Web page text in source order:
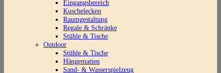
Eingangsbereich
Kuschelecken
Raumgestaltung
Regale & Schränke
Stühle & Tische
Outdoor
Stühle & Tische
Hängematten
Sand- & Wasserspielzeug